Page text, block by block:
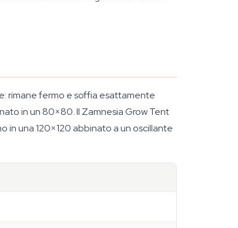
rimane fermo e soffia esattamente
in un 80×80. Il Zamnesia Grow Tent
una 120×120 abbinato a un oscillante